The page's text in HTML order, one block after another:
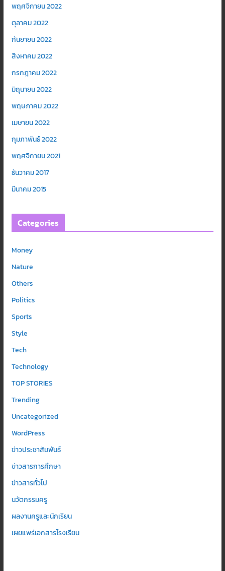
พฤศจิกายน 2022
ตุลาคม 2022
กันยายน 2022
สิงหาคม 2022
กรกฎาคม 2022
มิถุนายน 2022
พฤษภาคม 2022
เมษายน 2022
กุมภาพันธ์ 2022
พฤศจิกายน 2021
ธันวาคม 2017
มีนาคม 2015
Categories
Money
Nature
Others
Politics
Sports
Style
Tech
Technology
TOP STORIES
Trending
Uncategorized
WordPress
ข่าวประชาสัมพันธ์
ข่าวสารการศึกษา
ข่าวสารทั่วไป
นวัตกรรมครู
ผลงานครูและนักเรียน
เผยแพร่เอกสารโรงเรียน